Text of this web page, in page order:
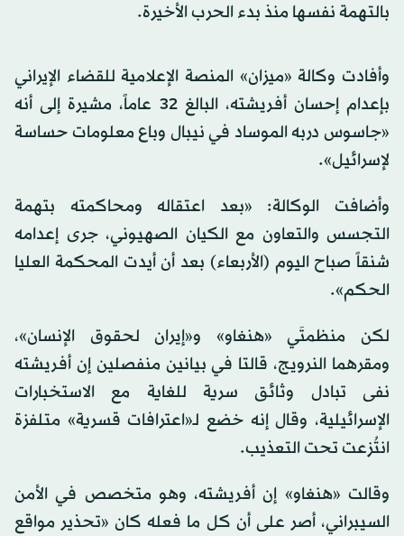
بالتهمة نفسها منذ بدء الحرب الأخيرة.
وأفادت وكالة «ميزان» المنصة الإعلامية للقضاء الإيراني
بإعدام إحسان أفريشته، البالغ 32 عاماً، مشيرة إلى أنه
«جاسوس دربه الموساد في نيبال وباع معلومات حساسة
لإسرائيل».
وأضافت الوكالة: «بعد اعتقاله ومحاكمته بتهمة
التجسس والتعاون مع الكيان الصهيوني، جرى إعدامه
شنقاً صباح اليوم (الأربعاء) بعد أن أيدت المحكمة العليا
الحكم».
لكن منظمتَي «هنغاو» و«إيران لحقوق الإنسان»،
ومقرهما النرويج، قالتا في بيانين منفصلين إن أفريشته
نفى تبادل وثائق سرية للغاية مع الاستخبارات
الإسرائيلية، وقال إنه خضع لـ«اعترافات قسرية» متلفزة
انتُزعت تحت التعذيب.
وقالت «هنغاو» إن أفريشته، وهو متخصص في الأمن
السيبراني، أصر على أن كل ما فعله كان «تحذير مواقع